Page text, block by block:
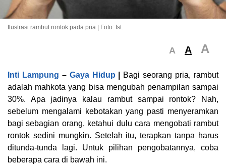
Ilustrasi rambut rontok pada pria | Foto: Ist.
A A A
Inti Lampung – Gaya Hidup
Bagi seorang pria, rambut
adalah mahkota yang bisa mengubah penampilan sampai
30%. Apa jadinya kalau rambut sampai rontok? Nah,
sebelum mengalami kebotakan yang pasti menyeramkan
bagi sebagian orang, ketahui dulu cara mengobati rambut
rontok sedini mungkin. Setelah itu, terapkan tanpa harus
ditunda-tunda lagi. Untuk pilihan pengobatannya, coba
beberapa cara di bawah ini.